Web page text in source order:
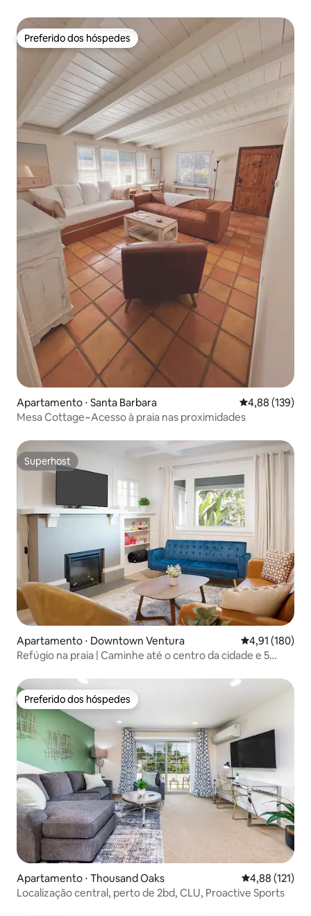
Preferido dos hóspedes
Preferido dos hóspedes
Apartamento ⋅ Santa Barbara 4,88 de uma
4,88 (139)
Mesa Cottage~Acesso à praia nas proximidades
Superhost
Superhost
Apartamento ⋅ Downtown Ventura 4,91 de uma
4,91 (180)
Refúgio na praia | Caminhe até o centro da cidade e 5
Preferido dos hóspedes
Preferido dos hóspedes
Apartamento ⋅ Thousand Oaks 4,88 de uma
4,88 (121)
Localização central, perto de 2bd, CLU, Proactive Sports